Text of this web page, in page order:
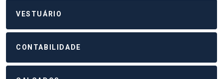
VESTUÁRIO
CONTABILIDADE